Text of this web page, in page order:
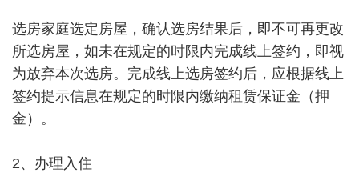
选房家庭选定房屋，确认选房结果后，即不可再更改
所选房屋，如未在规定的时限内完成线上签约，即视
为放弃本次选房。完成线上选房签约后，应根据线上
签约提示信息在规定的时限内缴纳租赁保证金（押
金）。
2、办理入住